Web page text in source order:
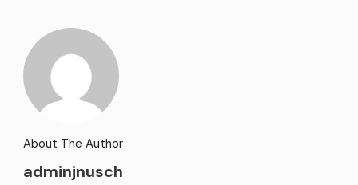
About The Author
adminjnusch